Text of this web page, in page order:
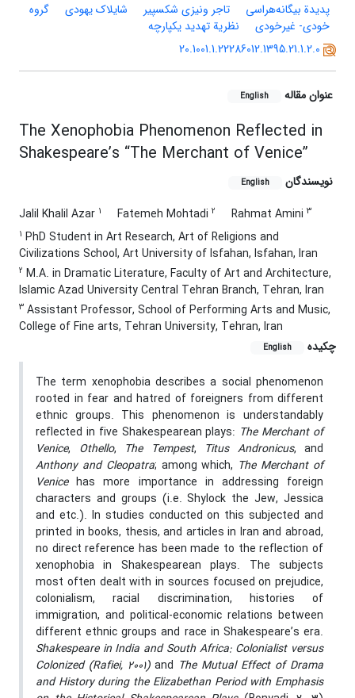
پدیدة بیگانه‌هراسی
تاجر ونیزی شکسپیر شایلاک یهودی
گروه
خودی- غیرخودی
نظریة تهدید یکپارچه
20.1001.1.22286012.1395.21.1.2.0
عنوان مقاله English
The Xenophobia Phenomenon Reflected in
Shakespeare’s “The Merchant of Venice”
نویسندگان English
Jalil Khalil Azar 1 Fatemeh Mohtadi 2 Rahmat Amini 3
1 PhD Student in Art Research, Art of Religions and
Civilizations School, Art University of Isfahan, Isfahan, Iran
2 M.A. in Dramatic Literature, Faculty of Art and Architecture,
Islamic Azad University Central Tehran Branch, Tehran, Iran
3 Assistant Professor, School of Performing Arts and Music,
College of Fine arts, Tehran University, Tehran, Iran
چکیده
English
The term xenophobia describes a social phenomenon
rooted in fear and hatred of foreigners from different
ethnic groups. This phenomenon is understandably
reflected in five Shakespearean plays: The Merchant of
Venice, Othello, The Tempest, Titus Andronicus, and
Anthony and Cleopatra; among which, The Merchant of
Venicehas more importance in addressing foreign
characters and groups (i.e. Shylock the Jew, Jessica
and etc.). In studies conducted on this subjected and
printed in books, thesis, and articles in Iran and abroad,
no direct reference has been made to the reflection of
xenophobia in Shakespearean plays. The subjects
most often dealt with in sources focused on prejudice,
colonialism, racial discrimination, histories of
immigration, and political-economic relations between
different ethnic groups and race in Shakespeare’s era.
Shakespeare in India and South Africa: Colonialist versus
Colonized (Rafiei, 2001)and The Mutual Effect of Drama
and History during the Elizabethan Period with Emphasis